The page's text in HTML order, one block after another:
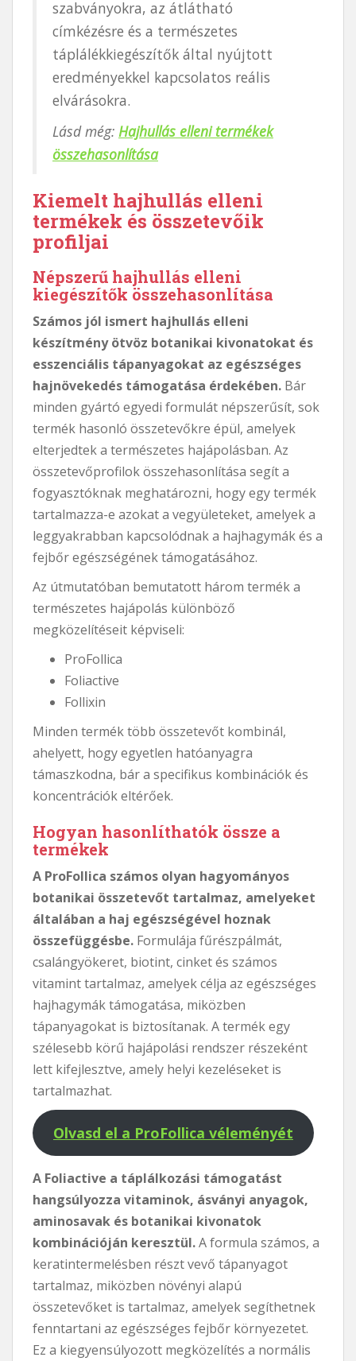
szabványokra, az átlátható
címkézésre és a természetes
táplálékkiegészítők által nyújtott
eredményekkel kapcsolatos reális
elvárásokra.
Lásd még: Hajhullás elleni termékek
összehasonlítása
Kiemelt hajhullás elleni
termékek és összetevőik
profiljai
Népszerű hajhullás elleni
kiegészítők összehasonlítása
Számos jól ismert hajhullás elleni
készítmény ötvöz botanikai kivonatokat és
esszenciális tápanyagokat az egészséges
hajnövekedés támogatása érdekében. Bár
minden gyártó egyedi formulát népszerűsít, sok
termék hasonló összetevőkre épül, amelyek
elterjedtek a természetes hajápolásban. Az
összetevőprofilok összehasonlítása segít a
fogyasztóknak meghatározni, hogy egy termék
tartalmazza-e azokat a vegyületeket, amelyek a
leggyakrabban kapcsolódnak a hajhagymák és a
fejbőr egészségének támogatásához.
Az útmutatóban bemutatott három termék a
természetes hajápolás különböző
megközelítéseit képviseli:
ProFollica
Foliactive
Follixin
Minden termék több összetevőt kombinál,
ahelyett, hogy egyetlen hatóanyagra
támaszkodna, bár a specifikus kombinációk és
koncentrációk eltérőek.
Hogyan hasonlíthatók össze a
termékek
A ProFollica számos olyan hagyományos
botanikai összetevőt tartalmaz, amelyeket
általában a haj egészségével hoznak
összefüggésbe. Formulája fűrészpálmát,
csalángyökeret, biotint, cinket és számos
vitamint tartalmaz, amelyek célja az egészséges
hajhagymák támogatása, miközben
tápanyagokat is biztosítanak. A termék egy
szélesebb körű hajápolási rendszer részeként
lett kifejlesztve, amely helyi kezeléseket is
tartalmazhat.
Olvasd el a ProFollica véleményét
A Foliactive a táplálkozási támogatást
hangsúlyozza vitaminok, ásványi anyagok,
aminosavak és botanikai kivonatok
kombinációján keresztül.A formula számos, a
keratintermelésben részt vevő tápanyagot
tartalmaz, miközben növényi alapú
összetevőket is tartalmaz, amelyek segíthetnek
fenntartani az egészséges fejbőr környezetet.
Ez a kiegyensúlyozott megközelítés a normális